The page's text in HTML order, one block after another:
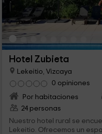
Hotel Zubieta
Lekeitio, Vizcaya
0 opiniones
Por habitaciones
24 personas
Nuestro hotel rural se
Lekeitio. Ofrecemos un espacio para vivir una experiencia